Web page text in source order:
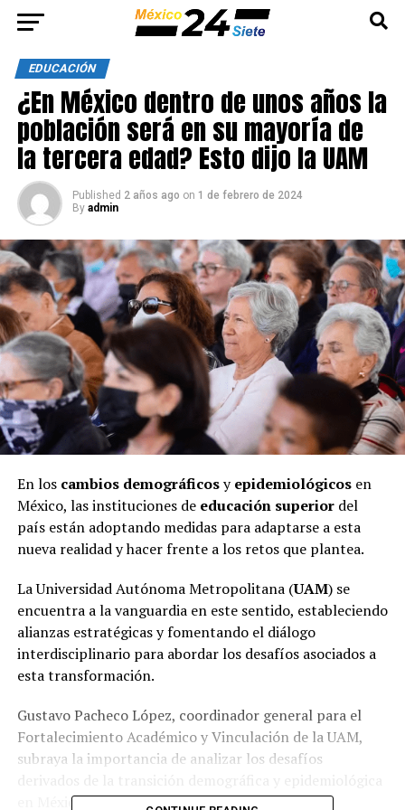
EDUCACIÓN
¿En México dentro de unos años la
población será en su mayoría de
la tercera edad? Esto dijo la UAM
Published 2 años ago on 1 de febrero de 2024
By admin
En los cambios demográficosyepidemiológicos en
México, las instituciones de educación superior del
país están adoptando medidas para adaptarse a esta
nueva realidad y hacer frente a los retos que plantea.
La Universidad Autónoma Metropolitana (UAM) se
encuentra a la vanguardia en este sentido, estableciendo
alianzas estratégicas y fomentando el diálogo
interdisciplinario para abordar los desafíos asociados a
esta transformación.
Gustavo Pacheco López, coordinador general para el
Fortalecimiento Académico y Vinculación de la UAM,
subraya la importancia de analizar los desafíos
en México.